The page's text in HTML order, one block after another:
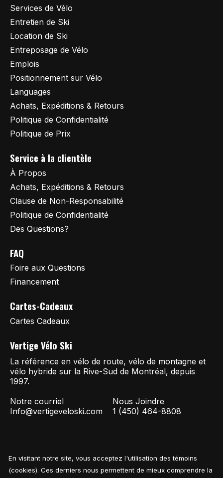
Services de Vélo
Entretien de Ski
Location de Ski
Entreposage de Vélo
Emplois
Positionnement sur Vélo
Languages
Achats, Expéditions & Retours
Politique de Confidentialité
Politique de Prix
Service à la clientèle
À Propos
Achats, Expéditions & Retours
Clause de Non-Responsabilité
Politique de Confidentialité
Des Questions?
FAQ
Foire aux Questions
Financement
Cartes-Cadeaux
Cartes Cadeaux
Vertige Vélo Ski
La référence en vélo de route, vélo de montagne et
vélo hybride sur la Rive-Sud de Montréal, depuis
1997.
Notre courriel
Info@vertigeveloski.com
Nous Joindre
1 (450) 464-8808
© Copyright 2026 Vertige Vélo Ski
En visitant notre site, vous acceptez l'utilisation des témoins
(cookies). Ces derniers nous permettent de mieux comprendre la